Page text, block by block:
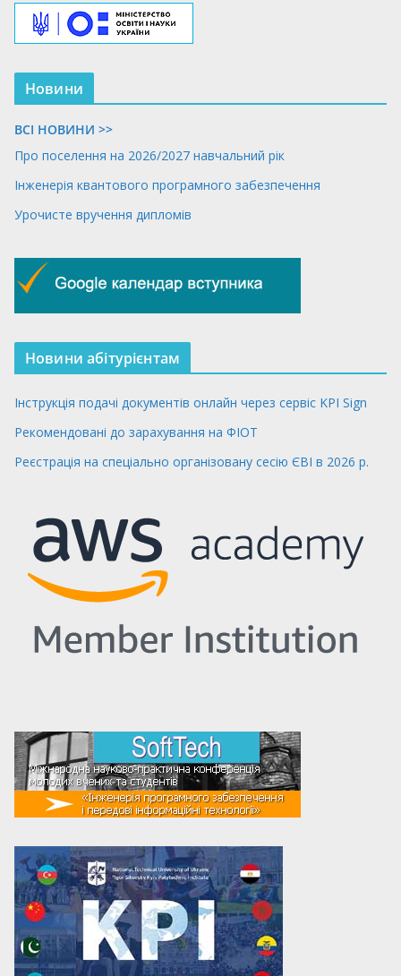
Новини
ВСІ НОВИНИ >>
Про поселення на 2026/2027 навчальний рік
Інженерія квантового програмного забезпечення
Урочисте вручення дипломів
Новини абітурієнтам
Інструкція подачі документів онлайн через сервіс KPI Sign
Рекомендовані до зарахування на ФІОТ
Реєстрація на спеціально організовану сесію ЄВІ в 2026 р.